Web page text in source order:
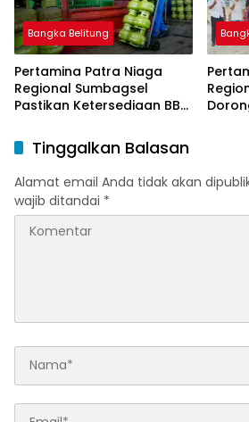
Bangka Belitung
Pertamina Patra Niaga
Regional Sumbagsel
Pastikan Ketersediaan BBM
Ramadan dan Menjelang
Idulfitri
Tinggalkan Balasan
Alamat email Anda tidak akan
wajib ditandai *